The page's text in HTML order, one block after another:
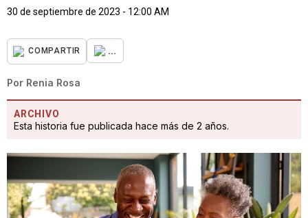
30 de septiembre de 2023 - 12:00 AM
COMPARTIR ...
Por Renia Rosa
ARCHIVO
Esta historia fue publicada hace más de 2 años.